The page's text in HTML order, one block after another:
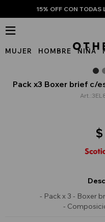
15% OFF CON
MUJER HOMBRE NIÑA

Pack x3 Boxer brief c/
$
- Pack x 3 - Boxer
-